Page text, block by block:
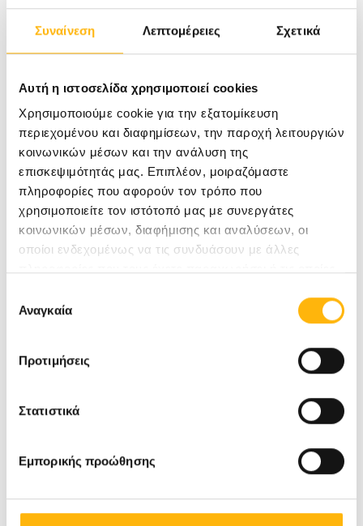
Συναίνεση Λεπτομέρειες Σχετικά
Αυτή η ιστοσελίδα χρησιμοποιεί cookies
Χρησιμοποιούμε cookie για την εξατομίκευση
περιεχομένου και διαφημίσεων, την παροχή λειτουργιών
κοινωνικών μέσων και την ανάλυση της
επισκεψιμότητάς μας. Επιπλέον, μοιραζόμαστε
πληροφορίες που αφορούν τον τρόπο που
χρησιμοποιείτε τον ιστότοπό μας με συνεργάτες
κοινωνικών μέσων, διαφήμισης και αναλύσεων, οι
οποίοι ενδεχομένως να τις συνδυάσουν με άλλες
των υπηρεσιών τους.
συγκατάθεσης
Αναγκαία
Προτιμήσεις
Στατιστικά
Εμπορικής προώθησης
ΒΕΡΙΓΟΣ ΚΟΣΜΑΣ
ΑΚΤΙΝΟΘΕΡΑΠΕΥΤΗΣ-ΟΓΚΟΛΟΓΟΣ
ΚΕΝΤΡΟ ΑΚΤΙΝΟΘΕΡΑΠΕΥΤΙΚΗΣ ΟΓΚΟΛΟΓΙΑΣ
ΓΕΝΙΚΉ ΚΛΙΝΙΚΉ
Μάθετε Περισσότερα
ΓΕΝΙΚΟΣ ΧΕΙΡΟΥΡΓΟΣ
ΓΕΝΙΚΉ ΚΛΙΝΙΚΉ